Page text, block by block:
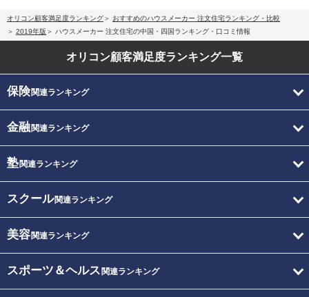
オリコン顧客満足度ランキング
おすすめのハウスメーカー 注文住宅ランキング・比較
2019年版
ハウスメーカー 注文住宅の中国・四国ランキング・口コミ情報
オリコン顧客満足度ランキング一覧
保険関連ランキング
金融関連ランキング
塾関連ランキング
スクール関連ランキング
美容関連ランキング
スポーツ＆ヘルス 関連ランキング